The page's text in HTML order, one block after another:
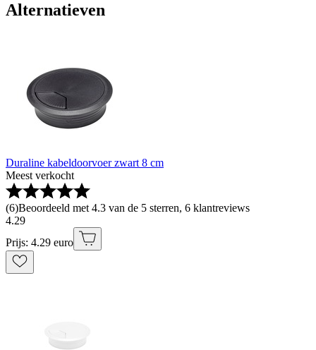
Alternatieven
Duraline kabeldoorvoer zwart 8 cm
Meest verkocht
(6)Beoordeeld met 4.3 van de 5 sterren, 6 klantreviews
4.29
Prijs: 4.29 euro